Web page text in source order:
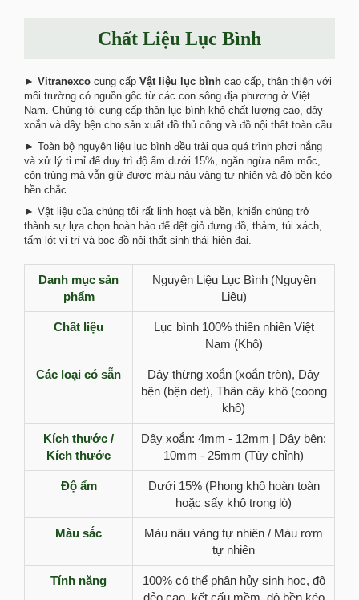
Chất Liệu Lục Bình
► Vitranexco cung cấp Vật liệu lục bình cao cấp, thân thiện với
môi trường có nguồn gốc từ các con sông địa phương ở Việt
Nam. Chúng tôi cung cấp thân lục bình khô chất lượng cao, dây
xoắn và dây bện cho sản xuất đồ thủ công và đồ nội thất toàn cầu.
► Toàn bộ nguyên liệu lục bình đều trải qua quá trình phơi nắng
và xử lý tỉ mỉ để duy trì độ ẩm dưới 15%, ngăn ngừa nấm mốc,
côn trùng mà vẫn giữ được màu nâu vàng tự nhiên và độ bền kéo
bền chắc.
► Vật liệu của chúng tôi rất linh hoạt và bền, khiến chúng trở
thành sự lựa chọn hoàn hảo để dệt giỏ đựng đồ, thảm, túi xách,
tấm lót vị trí và bọc đồ nội thất sinh thái hiện đại.
Danh mục sản
phẩm
Nguyên Liệu Lục Bình (Nguyên
Liệu)
Chất liệu
Lục bình 100% thiên nhiên Việt
Nam (Khô)
Các loại có sẵn
Dây thừng xoắn (xoắn tròn), Dây
bện (bện dẹt), Thân cây khô (coong
khô)
Kích thước /
Kích thước
Dây xoắn: 4mm - 12mm | Dây bện:
10mm - 25mm (Tùy chỉnh)
Độ ẩm
Dưới 15% (Phong khô hoàn toàn
hoặc sấy khô trong lò)
Màu sắc
Màu nâu vàng tự nhiên / Màu rơm
tự nhiên
Tính năng
100% có thể phân hủy sinh học, độ
dẻo cao, kết cấu mềm, độ bền kéo